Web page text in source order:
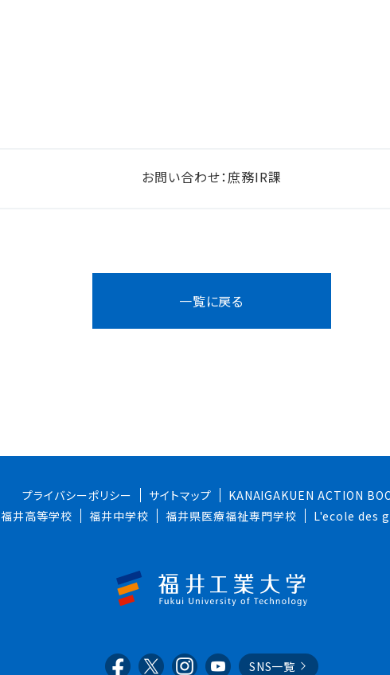
お問い合わせ：庶務IR課
一覧に戻る
プライバシーポリシー サイトマップ
KANAIGAKUEN ACTION
福井高等学校 福井中学校 福井県医療福祉専門学校 L'ecole des
SNS一覧